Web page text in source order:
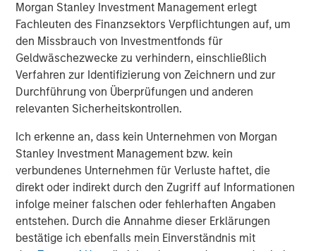
Morgan Stanley Investment Management erlegt
Fachleuten des Finanzsektors Verpflichtungen auf, um
den Missbrauch von Investmentfonds für
Geldwäschezwecke zu verhindern, einschließlich
Verfahren zur Identifizierung von Zeichnern und zur
Durchführung von Überprüfungen und anderen
relevanten Sicherheitskontrollen.
Ich erkenne an, dass kein Unternehmen von Morgan
Stanley Investment Management bzw. kein
verbundenes Unternehmen für Verluste haftet, die
direkt oder indirekt durch den Zugriff auf Informationen
infolge meiner falschen oder fehlerhaften Angaben
entstehen. Durch die Annahme dieser Erklärungen
bestätige ich ebenfalls mein Einverständnis mit
SPG continues to serve its energy service, industrial and
marine customers with a complete portfolio of solutions,
including a patented controls technology and a
proprietary multispeed gearbox delivering a range of
speeds engineered for specific customer applications.
SPG provides a wide range of service plans that include
further reducing downtime and costs.
As part of their strategic relationship, Honeywell and SPG
will continue exploring even higher horsepower engines
and advance the use of alternate and hydrogen blended
fuels to further reduce emissions in its equipment.
For more information on Honeywell’s gas turbine, or